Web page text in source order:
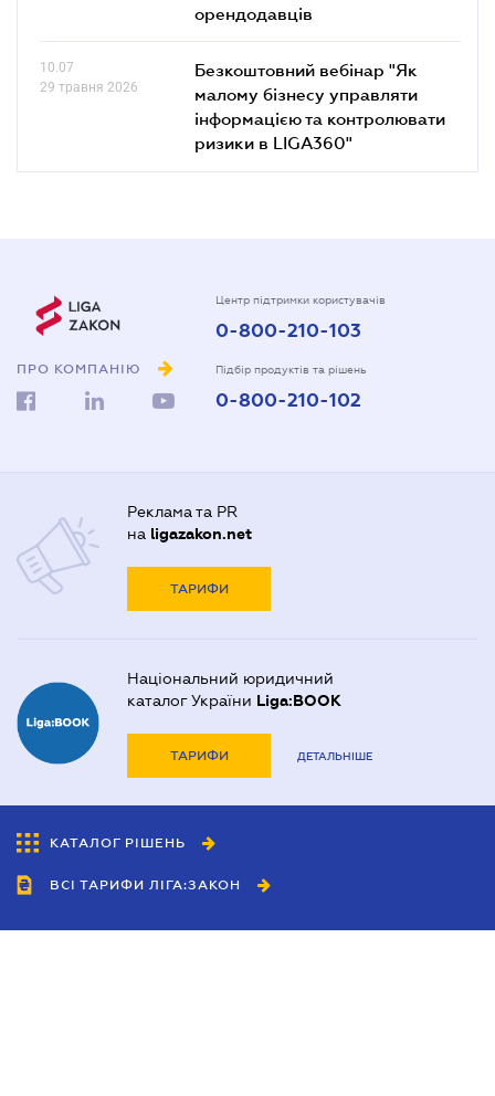
орендодавців
10.07
29 травня 2026
Безкоштовний вебінар "Як
малому бізнесу управляти
інформацією та контролювати
ризики в LIGA360"
ПРО КОМПАНІЮ
Центр підтримки користувачів
0-800-210-103
Підбір продуктів та рішень
0-800-210-102
Реклама та PR
на ligazakon.net
ТАРИФИ
Національний юридичний
каталог України Liga:BOOK
ТАРИФИ ДЕТАЛЬНІШЕ
КАТАЛОГ РІШЕНЬ
ВСІ ТАРИФИ ЛІГА:ЗАКОН